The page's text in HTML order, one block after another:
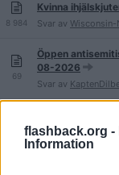
flashback.org -
Information
8 984
Kvinna
Svar av Wisconsin-
69
Öppen
08-2026
Svar av
Beväpnad man
Svar avEqtor